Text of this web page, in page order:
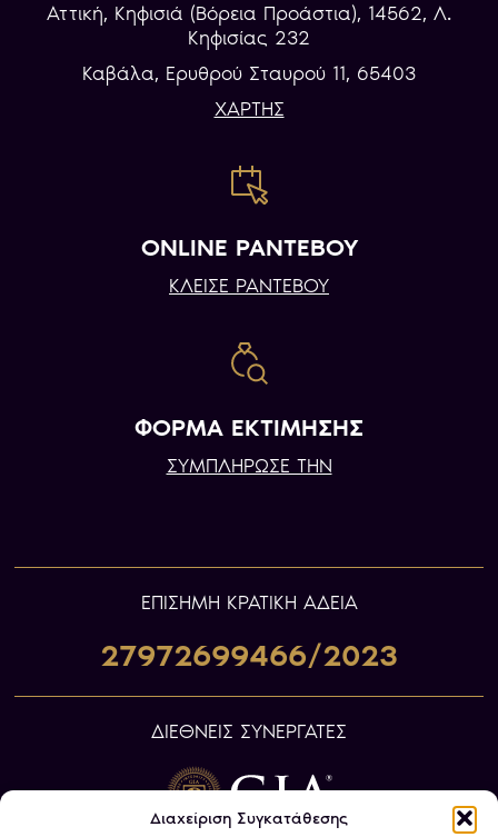
Διαχείριση Συγκατάθεσης
Αττική, Κηφισιά (Βόρεια Προάστια), 14562, Λ.
Κηφισίας 232
Καβάλα, Eρυθρού Σταυρού 11, 65403
ΧΑΡΤΗΣ
ONLINE ΡΑΝΤΕΒΟΥ
ΚΛΕΙΣΕ ΡΑΝΤΕΒΟΥ
ΦΟΡΜΑ ΕΚΤΙΜΗΣΗΣ
ΣΥΜΠΛΗΡΩΣΕ ΤΗΝ
ΕΠIΣΗΜΗ ΚΡΑΤΙΚΗ ΑΔΕΙΑ
27972699466/2023
ΔΙΕΘΝΕΙΣ ΣΥΝΕΡΓΑΤΕΣ